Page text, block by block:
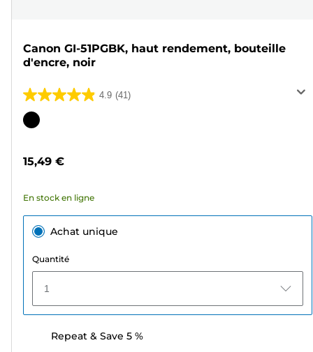
Canon GI-51PGBK, haut rendement, bouteille
d'encre, noir
4.9 (41)
4.9
sur
41
Cartouche
15,49 €
En stock en ligne
Achat unique
Quantité
1
Repeat & Save 5 %